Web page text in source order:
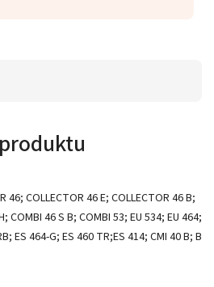
46; COLLECTOR 46 E; COLLECTOR 46 B;
COMBI 46 S B; COMBI 53; EU 534; EU 464;
ES 464-G; ES 460 TR;ES 414; CMI 40 B; B